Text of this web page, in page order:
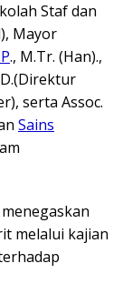
Staf dan
Mayor
., M.Tr. (Han).,
serta Assoc.
Sains
melalui kajian